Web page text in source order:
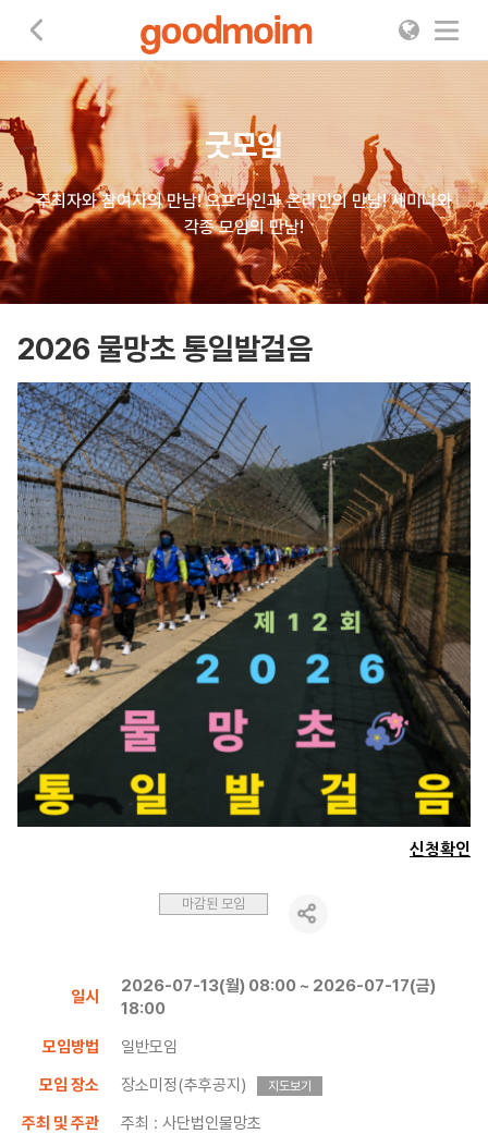
굿모임
굿모임
주최자와 참여자의 만남! 오프라인과 온라인의 만남! 세미나와
각종 모임의 만남!
2026 물망초 통일발걸음
신청확인
마감된 모임
일시
2026-07-13(월) 08:00 ~ 2026-07-17(금)
18:00
모임방법
일반모임
모임 장소
장소미정(추후공지) 지도보기
주최 및 주관
주최 : 사단법인물망초